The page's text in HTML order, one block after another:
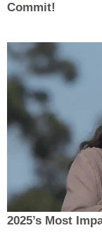
Commit!
2025’s Most